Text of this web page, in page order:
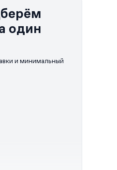
один
и минимальный